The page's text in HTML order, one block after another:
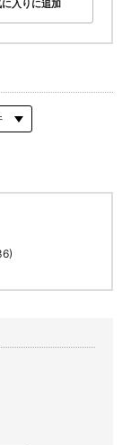
入りに追加